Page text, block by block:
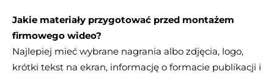
Jakie materiały przygotować przed montażem
firmowego wideo?
Najlepiej mieć wybrane nagrania albo zdjęcia, logo,
krótki tekst na ekran, informację o formacie publikacji i